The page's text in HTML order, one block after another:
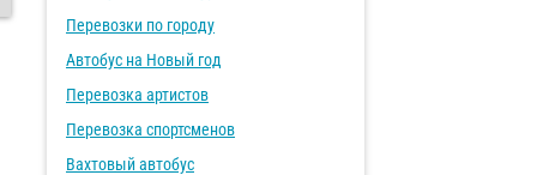
Перевозки по городу
Автобус на Новый год
Перевозка артистов
Перевозка спортсменов
Вахтовый автобус